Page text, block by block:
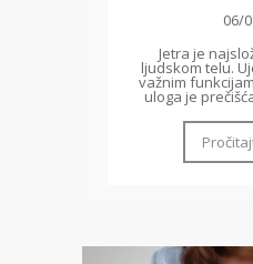
06/
Jetra je
ljudskom telu.
važnim
uloga je